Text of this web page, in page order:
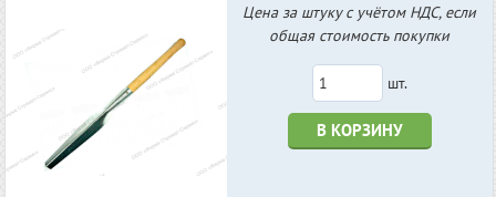
Цена за штуку с учётом НДС, если
общая стоимость покупки
шт.
В КОРЗИНУ